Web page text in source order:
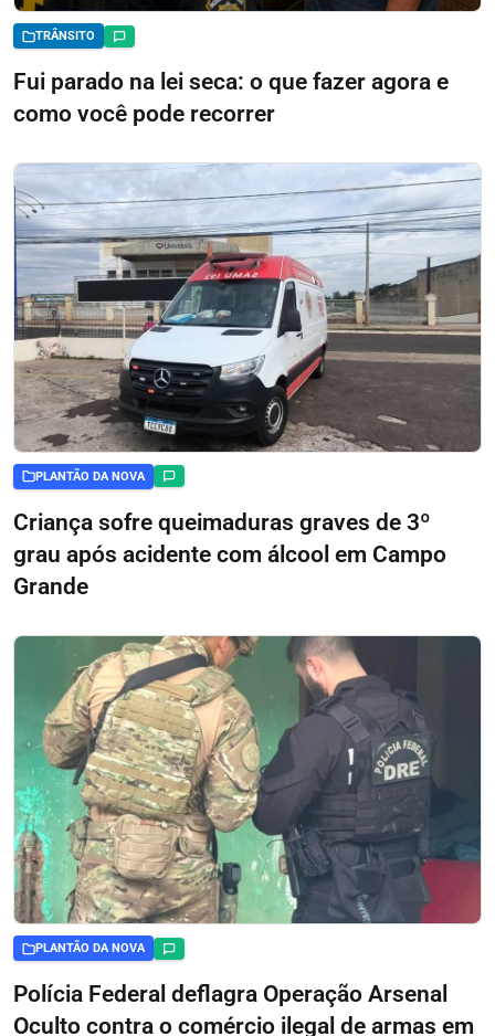
TRÂNSITO
Fui parado na lei seca: o que fazer agora e
como você pode recorrer
PLANTÃO DA NOVA
Criança sofre queimaduras graves de 3º
grau após acidente com álcool em Campo
Grande
PLANTÃO DA NOVA
Polícia Federal deflagra Operação Arsenal
Oculto contra o comércio ilegal de armas em